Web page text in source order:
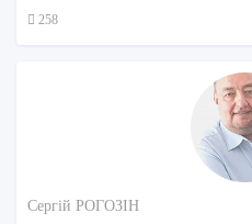
258
Сергій РОГОЗІН